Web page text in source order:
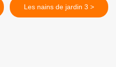
Les nains de jardin 3 >